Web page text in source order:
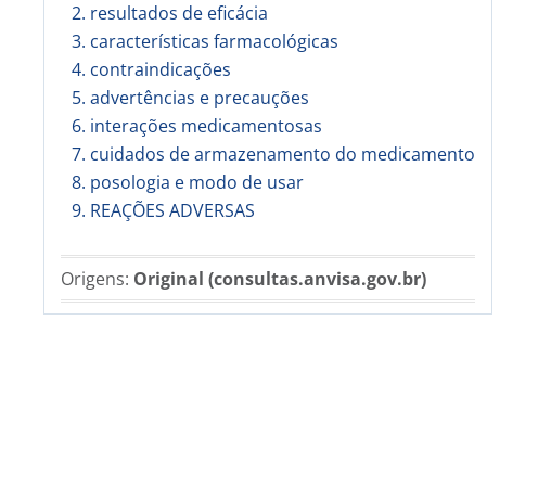
2. resultados de eficácia
3. características farmacológicas
4. contraindicações
5. advertências e precauções
6. interações medicamentosas
7. cuidados de armazenamento do medicamento
8. posologia e modo de usar
9. REAÇÕES ADVERSAS
Origens: Original (consultas.anvisa.gov.br)